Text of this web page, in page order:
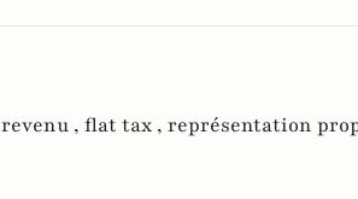
revenu , flat tax , représentation